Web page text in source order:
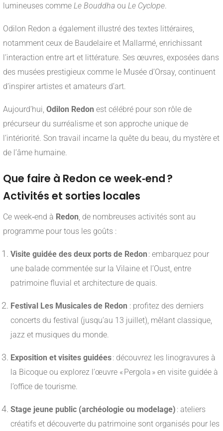
lumineuses comme Le Bouddha ou Le Cyclope.
Odilon Redon a également illustré des textes littéraires,
notamment ceux de Baudelaire et Mallarmé, enrichissant
l’interaction entre art et littérature. Ses œuvres, exposées dans
des musées prestigieux comme le Musée d’Orsay, continuent
d’inspirer artistes et amateurs d’art.
Aujourd’hui, Odilon Redon est célébré pour son rôle de
précurseur du surréalisme et son approche unique de
l’intériorité. Son travail incarne la quête du beau, du mystère et
de l’âme humaine.
Que faire à Redon ce week‑end ?
Activités et sorties locales
Ce week‑end à Redon, de nombreuses activités sont au
programme pour tous les goûts :
Visite guidée des deux ports de Redon : embarquez pour
une balade commentée sur la Vilaine et l’Oust, entre
patrimoine fluvial et architecture de quais.
Festival Les Musicales de Redon : profitez des derniers
concerts du festival (jusqu’au 13 juillet), mêlant classique,
jazz et musiques du monde.
Exposition et visites guidées: découvrez les linogravures à
la Bicoque ou explorez l’œuvre « Pergola » en visite guidée à
l’office de tourisme.
Stage jeune public (archéologie ou modelage) : ateliers
créatifs et découverte du patrimoine sont organisés pour les